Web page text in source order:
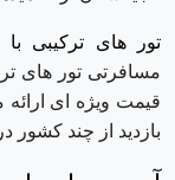
تور های ترکیبی
مسافرتی تور های
قیمت ویژه ای
بازدید از چند